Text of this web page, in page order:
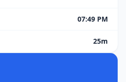
07:49 PM
25m